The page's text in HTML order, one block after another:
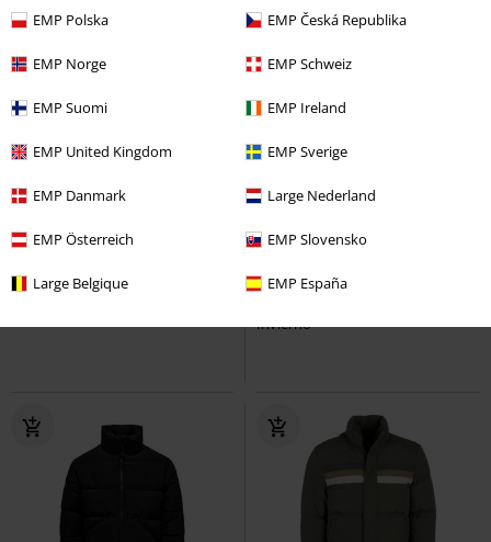
EMP Polska EMP Česká Republika
EMP Norge EMP Schweiz
EMP Suomi EMP Ireland
EMP United Kingdom EMP Sverige
EMP Danmark Large Nederland
EMP Österreich EMP Slovensko
Large Belgique EMP España
% Exclusivo
80,99 €
Luca Girls Parka
55% DTO
PVPR69,99 €
30,99 €
NMTenna L/S Short Jacket NOOS
Invierno